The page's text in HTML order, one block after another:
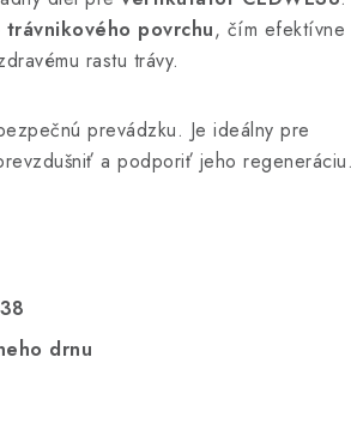
povrchu, čím efektívne
rastu trávy.
prevádzku. Je ideálny pre
a podporiť jeho regeneráciu.
drnu